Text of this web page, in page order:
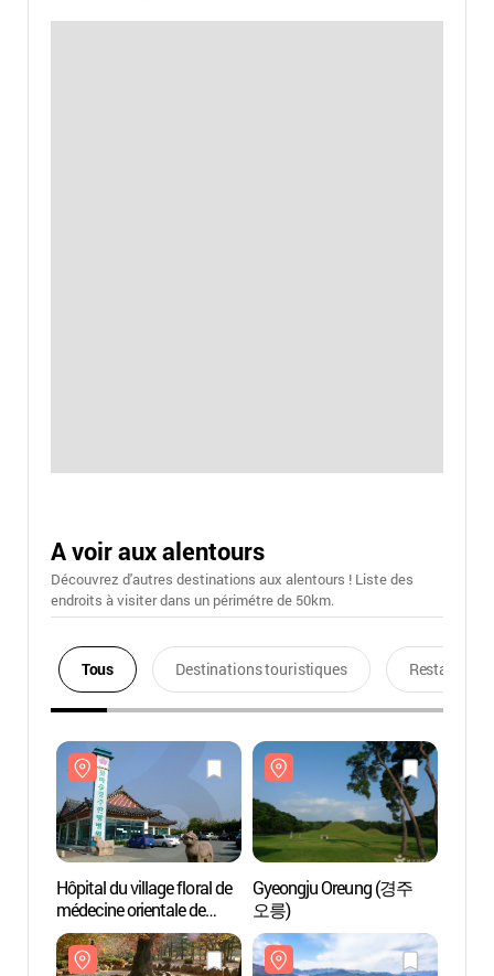
A voir aux alentours
Découvrez d'autres destinations aux alentours ! Liste des
endroits à visiter dans un périmétre de 50km.
Tous Destinations touristiques Restaurants
Hôpital du village floral de
médecine orientale de
Gyeongju (꽃마을
경주한방병원)
Gyeongju Oreung (경주
오릉)